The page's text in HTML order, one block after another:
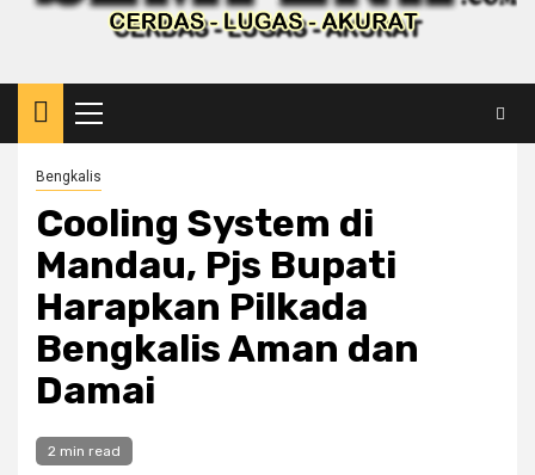
Primary
Menu
Bengkalis
Cooling System di
Mandau, Pjs Bupati
Harapkan Pilkada
Bengkalis Aman dan
Damai
2 min read